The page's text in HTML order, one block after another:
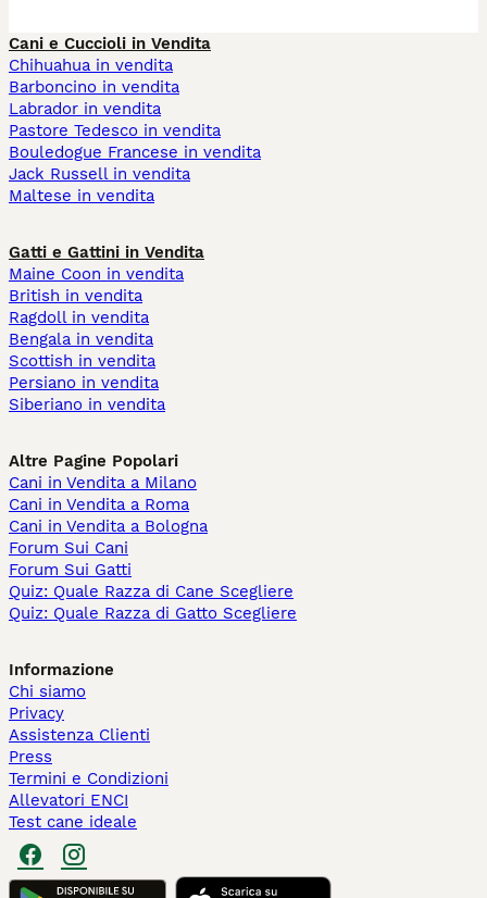
Cani e Cuccioli in Vendita
Chihuahua in vendita
Barboncino in vendita
Labrador in vendita
Pastore Tedesco in vendita
Bouledogue Francese in vendita
Jack Russell in vendita
Maltese in vendita
Gatti e Gattini in Vendita
Maine Coon in vendita
British in vendita
Ragdoll in vendita
Bengala in vendita
Scottish in vendita
Persiano in vendita
Siberiano in vendita
Altre Pagine Popolari
Cani in Vendita a Milano
Cani in Vendita a Roma
Cani in Vendita a Bologna
Forum Sui Cani
Forum Sui Gatti
Quiz: Quale Razza di Cane Scegliere
Quiz: Quale Razza di Gatto Scegliere
Informazione
Chi siamo
Privacy
Assistenza Clienti
Press
Termini e Condizioni
Allevatori ENCI
Test cane ideale